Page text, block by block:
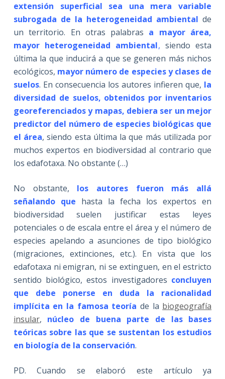
extensión superficial sea una mera variable
subrogada de la heterogeneidad ambiental de
un territorio. En otras palabras a mayor área,
mayor heterogeneidad ambiental, siendo esta
última la que inducirá a que se generen más nichos
ecológicos, mayor número de especies y clases de
suelos. En consecuencia los autores infieren que, la
diversidad de suelos, obtenidos por inventarios
georeferenciados y mapas, debiera ser un mejor
predictor del número de especies biológicas que
el área, siendo esta última la que más utilizada por
muchos expertos en biodiversidad al contrario que
los edafotaxa. No obstante (…)
No obstante, los autores fueron más allá
señalando que hasta la fecha los expertos en
biodiversidad suelen justificar estas leyes
potenciales o de escala entre el área y el número de
especies apelando a asunciones de tipo biológico
(migraciones, extinciones, etc.). En vista que los
edafotaxa ni emigran, ni se extinguen, en el estricto
sentido biológico, estos investigadores concluyen
que debe ponerse en duda la racionalidad
implícita en la famosa teoría de la biogeografía
insular, núcleo de buena parte de las bases
teóricas sobre las que se sustentan los estudios
en biología de la conservación.
PD. Cuando se elaboró este artículo ya